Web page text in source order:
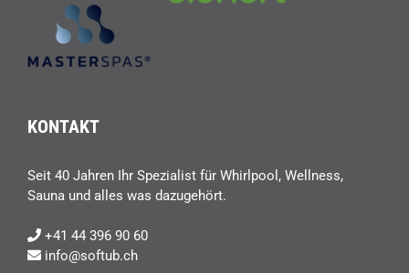
KONTAKT
Seit 40 Jahren Ihr Spezialist für Whirlpool, Wellness,
Sauna und alles was dazugehört.
+41 44 396 90 60
info@softub.ch